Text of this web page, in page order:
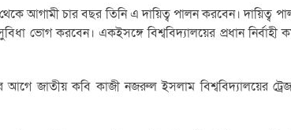
আগামী চার বছর তিনি এ দায়িত্ব পালন করবেন। দায়িত্ব
ভোগ করবেন। একইসঙ্গে বিশ্ববিদ্যালয়ের প্রধান নির্বাহী
জাতীয় কবি কাজী নজরুল ইসলাম বিশ্ববিদ্যালয়ের